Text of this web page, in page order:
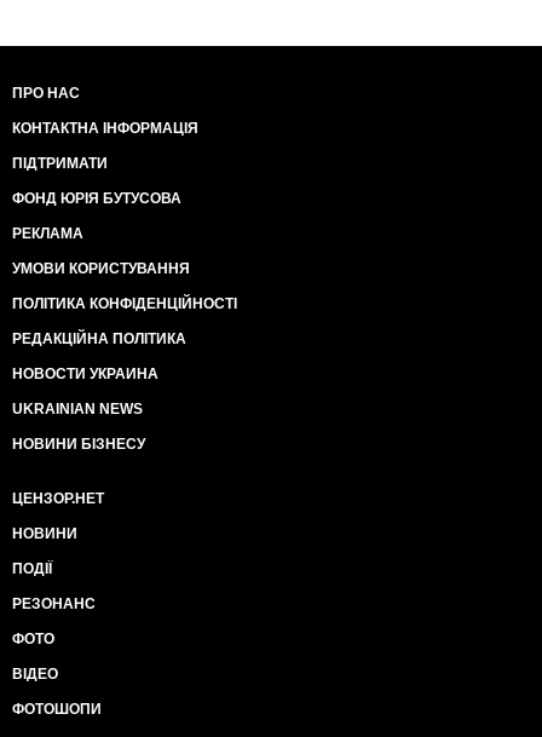
ПРО НАС
КОНТАКТНА ІНФОРМАЦІЯ
ПІДТРИМАТИ
ФОНД ЮРІЯ БУТУСОВА
РЕКЛАМА
УМОВИ КОРИСТУВАННЯ
ПОЛІТИКА КОНФІДЕНЦІЙНОСТІ
РЕДАКЦІЙНА ПОЛІТИКА
НОВОСТИ УКРАИНА
UKRAINIAN NEWS
НОВИНИ БІЗНЕСУ
ЦЕНЗОР.НЕТ
НОВИНИ
ПОДІЇ
РЕЗОНАНС
ФОТО
ВІДЕО
ФОТОШОПИ